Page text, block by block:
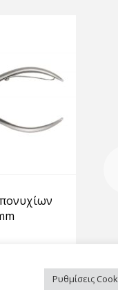
Ρυθμίσεις